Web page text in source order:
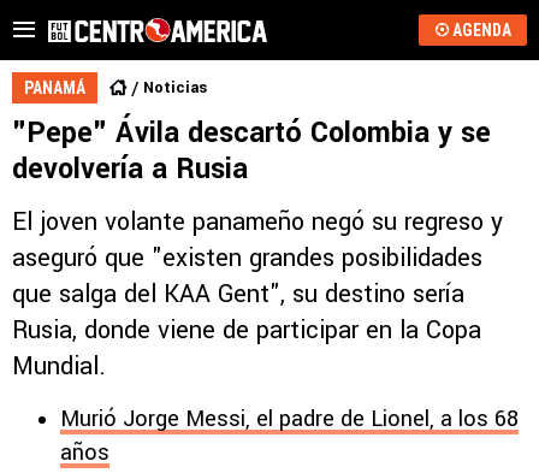
AGENDA
PANAMÁ Noticias
"Pepe" Ávila descartó Colombia y se
devolvería a Rusia
El joven volante panameño negó su regreso y
aseguró que "existen grandes posibilidades
que salga del KAA Gent", su destino sería
Rusia, donde viene de participar en la Copa
Mundial.
Murió Jorge Messi, el padre de Lionel, a los 68
años